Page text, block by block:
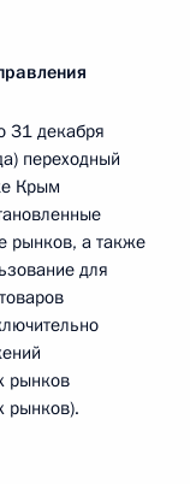
31 декабря
переходный
Крым
рынков, а также
для
рынков
рынков).